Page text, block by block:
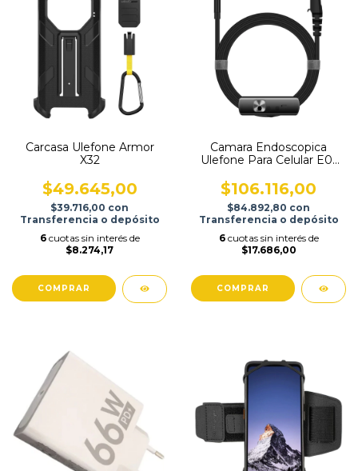
Carcasa Ulefone Armor
X32
$49.645,00
$39.716,00 con
Transferencia o depósito
6 cuotas sin interés de
$8.274,17
Camara Endoscopica
Ulefone Para Celular E01
$106.116,00
$84.892,80 con
Transferencia o depósito
6 cuotas sin interés de
$17.686,00